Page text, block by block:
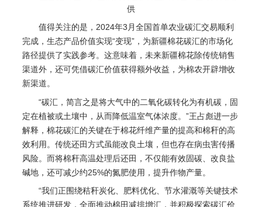
供
值得关注的是，2024年3月全国首单农业碳汇交易顺利
完成，生态产品价值实现“变现”，为新疆棉花碳汇的市场化
路径提供了实践参考。这意味着，未来新疆棉花除传统销售
渠道外，还可凭借碳汇价值获得额外收益，为棉农开辟增收
新渠道。
“碳汇，简言之是将大气中的二氧化碳转化为有机碳，固
定在植被或土壤中，从而降低温室气体浓度。”王占彪进一步
解释，棉花碳汇的关键在于棉花纤维产量的提高和棉秆的高
效利用。传统还田方式虽能改良土壤，但也存在病虫害传播
风险。而将棉秆高温处理后还田，不仅能有效固碳、改良盐
碱地，还可减少约25%的氮肥使用，提升作物产量。
“我们正围绕秸秆炭化、肥料优化、节水灌溉等关键技术
系统推进研发，全面推动棉田减排增汇，并积极探索碳汇价